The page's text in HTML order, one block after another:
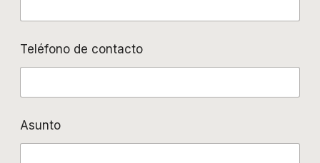
Teléfono de contacto
Asunto